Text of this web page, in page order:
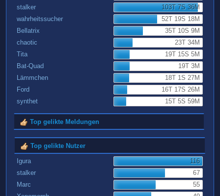
stalker
103T 7S 36M
wahrheitssucher
52T 19S 18M
Bellatrix
35T 10S 9M
chaotic
23T 34M
Tita
19T 15S 5M
Bat-Quad
19T 3M
Lämmchen
18T 1S 27M
Ford
16T 17S 26M
synthet
15T 5S 59M
Top gelikte Meldungen
Top gelikte Nutzer
Igura
116
stalker
67
Marc
55